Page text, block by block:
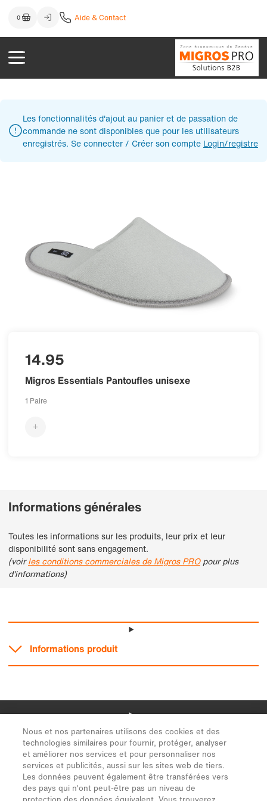
Nous et nos partenaires utilisons des cookies et des
technologies similaires pour fournir, protéger, analyser
et améliorer nos services et pour personnaliser nos
services et publicités, aussi sur les sites web de tiers.
Les données peuvent également être transférées vers
des pays qui n'ont peut-être pas un niveau de